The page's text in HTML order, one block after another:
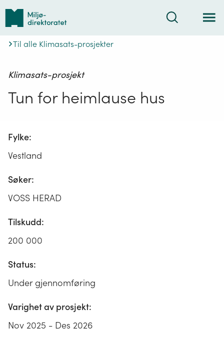
Tilbake
forsiden
Søk
Til alle Klimasats-prosjekter
Klimasats-prosjekt
Tun for heimlause hus
Fylke:
Vestland
Søker:
VOSS HERAD
Tilskudd:
200 000
Status:
Under gjennomføring
Varighet av prosjekt:
Nov 2025 - Des 2026